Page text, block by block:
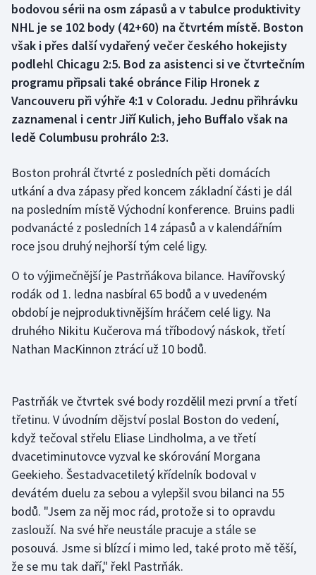
Box
Curling
Dostihy
Futsal
Golf
Gymnastika
Házená
Jezdectví
Judo
Krasobruslení
Lyže a snowboard
Moderní pětiboj
Motorsport
Olympijské hry
Parasport
bodovou sérii na osm zápasů a v tabulce produktivity
NHL je se 102 body (42+60) na čtvrtém místě. Boston
však i přes další vydařený večer českého hokejisty
podlehl Chicagu 2:5. Bod za asistenci si ve čtvrtečním
programu připsali také obránce Filip Hronek z
Vancouveru při výhře 4:1 v Coloradu. Jednu přihrávku
zaznamenal i centr Jiří Kulich, jeho Buffalo však na
ledě Columbusu prohrálo 2:3.
Boston prohrál čtvrté z posledních pěti domácích
utkání a dva zápasy před koncem základní části je dál
na posledním místě Východní konference. Bruins padli
podvanácté z posledních 14 zápasů a v kalendářním
roce jsou druhý nejhorší tým celé ligy.
O to výjimečnější je Pastrňákova bilance. Havířovský
rodák od 1. ledna nasbíral 65 bodů a v uvedeném
období je nejproduktivnějším hráčem celé ligy. Na
druhého Nikitu Kučerova má tříbodový náskok, třetí
Nathan MacKinnon ztrácí už 10 bodů.
Pastrňák ve čtvrtek své body rozdělil mezi první a třetí
třetinu. V úvodním dějství poslal Boston do vedení,
když tečoval střelu Eliase Lindholma, a ve třetí
dvacetiminutovce vyzval ke skórování Morgana
Geekieho. Šestadvacetiletý křídelník bodoval v
devátém duelu za sebou a vylepšil svou bilanci na 55
bodů. "Jsem za něj moc rád, protože si to opravdu
zaslouží. Na své hře neustále pracuje a stále se
posouvá. Jsme si blízcí i mimo led, také proto mě těší,
že se mu tak daří," řekl Pastrňák.